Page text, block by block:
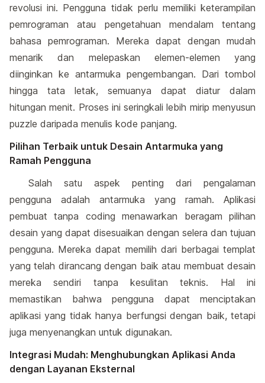
revolusi ini. Pengguna tidak perlu memiliki keterampilan
pemrograman atau pengetahuan mendalam tentang
bahasa pemrograman. Mereka dapat dengan mudah
menarik dan melepaskan elemen-elemen yang
diinginkan ke antarmuka pengembangan. Dari tombol
hingga tata letak, semuanya dapat diatur dalam
hitungan menit. Proses ini seringkali lebih mirip menyusun
puzzle daripada menulis kode panjang.
Pilihan Terbaik untuk Desain Antarmuka yang
Ramah Pengguna
Salah satu aspek penting dari pengalaman
pengguna adalah antarmuka yang ramah. Aplikasi
pembuat tanpa coding menawarkan beragam pilihan
desain yang dapat disesuaikan dengan selera dan tujuan
pengguna. Mereka dapat memilih dari berbagai templat
yang telah dirancang dengan baik atau membuat desain
mereka sendiri tanpa kesulitan teknis. Hal ini
memastikan bahwa pengguna dapat menciptakan
aplikasi yang tidak hanya berfungsi dengan baik, tetapi
juga menyenangkan untuk digunakan.
Integrasi Mudah: Menghubungkan Aplikasi Anda
dengan Layanan Eksternal